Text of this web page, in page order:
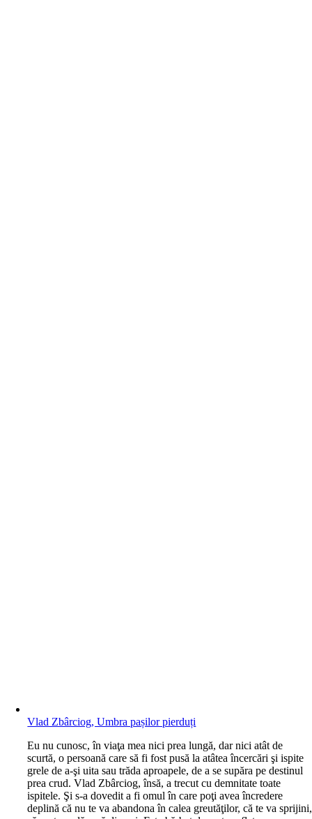
Vlad Zbârciog, Umbra pașilor pierduți
Eu nu cunosc, în viaţa mea nici prea lungă, dar nici atât de
scurtă, o persoană care să fi fost pusă la atâtea încercări şi ispite
grele de a-şi uita sau trăda aproapele, de a se supăra pe destinul
prea crud. Vlad Zbârciog, însă, a trecut cu demnitate toate
ispitele. Şi s-a dovedit a fi omul în care poţi avea încredere
deplină că nu te va abandona în calea greutăţilor, că te va sprijini,